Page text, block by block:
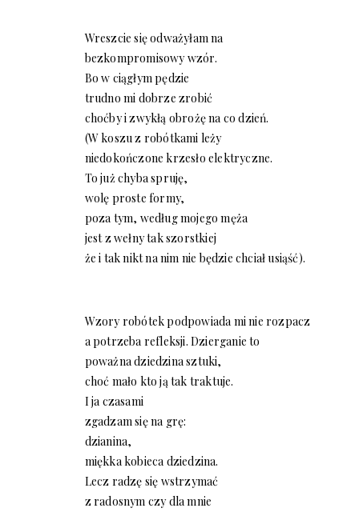
Wreszcie się odważyłam na
bezkompromisowy wzór.
Bo w ciągłym pędzie
trudno mi dobrze zrobić
choćby i zwykłą obrożę na co dzień.
(W koszu z robótkami leży
niedokończone krzesło elektryczne.
To już chyba spruję,
wolę proste formy,
poza tym, według mojego męża
jest z wełny tak szorstkiej
że i tak nikt na nim nie będzie chciał usiąść).
Wzory robótek podpowiada mi nie rozpacz
a potrzeba refleksji. Dzierganie to
poważna dziedzina sztuki,
choć mało kto ją tak traktuje.
I ja czasami
zgadzam się na grę:
dzianina,
miękka kobieca dziedzina.
Lecz radzę się wstrzymać
z radosnym czy dla mnie